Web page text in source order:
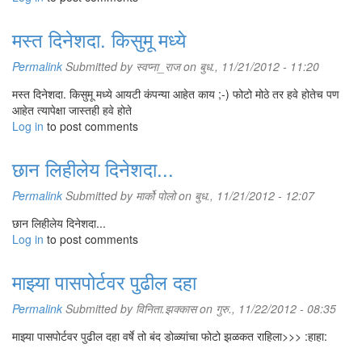
मस्त दिनेशदा. किसुमू मध्ये
Permalink Submitted by स्वप्ना_राजon बुध., 11/21/2012 - 11:20
मस्त दिनेशदा. किसुमू मध्ये आयटी कंपन्या आहेत काय ;-) फोटो मोठे तर हवे होतेच पण
आहेत त्यापेक्षा जास्तही हवे होते
Log in to post comments
छान लिहीलेय दिनेशदा...
Permalink Submitted by मार्को पोलोon बुध., 11/21/2012 - 12:07
छान लिहीलेय दिनेशदा...
Log in to post comments
माझ्या पासपोर्टवर पुढील दहा
Permalink Submitted by विनिता.झक्कासon गुरु., 11/22/2012 - 08:35
माझ्या पासपोर्टवर पुढील दहा वर्षे तो बंद डोळ्यांचा फोटो झळकत राहिला>>> :हाहा: